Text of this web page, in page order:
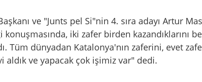
ve "Junts pel Si"nin 4. sıra adayı Artur
iki zafer birden kazandıklarını
Tüm dünyadan Katalonya'nın zaferini, evet
aldık ve yapacak çok işimiz var" dedi.